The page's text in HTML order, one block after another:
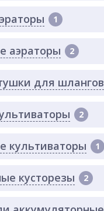
1
аэраторы 2
для шлангов
2
культиваторы 1
кусторезы 2